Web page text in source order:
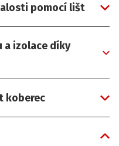
pomocí lišt
izolace díky
koberec